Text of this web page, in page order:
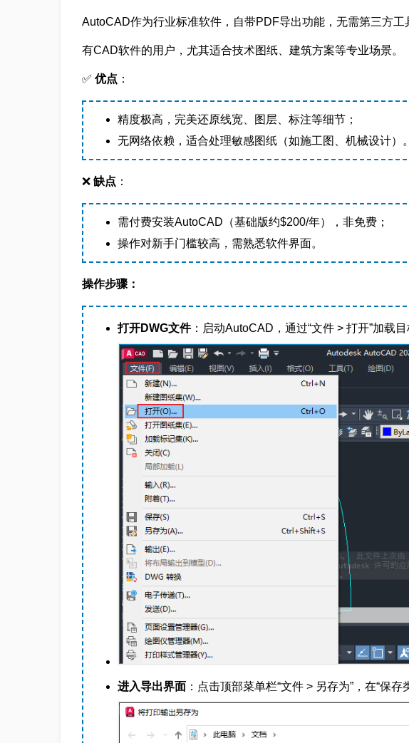
AutoCAD作为行业标准软件，自带PDF导出功能，无需第三方
有CAD软件的用户，尤其适合技术图纸、建筑方案等专业场景。
✅ 优点 ：
精度极高，完美还原线宽、图层、标注等细节；
无网络依赖，适合处理敏感图纸（如施工图、机械设计）。
❌ 缺点 ：
需付费安装AutoCAD（基础版约$200/年），非免费；
操作对新手门槛较高，需熟悉软件界面。
操作步骤：
打开DWG文件：启动AutoCAD，通过“文件 > 打开”加载目
进入导出界面：点击顶部菜单栏“文件 > 另存为”，在“保存